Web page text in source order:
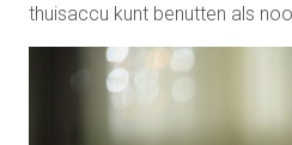
thuisaccu kunt benutten als